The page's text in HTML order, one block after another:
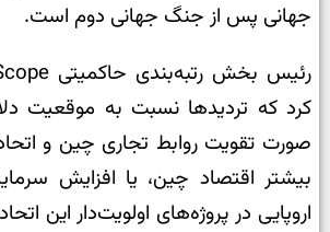
جهانی پس از جنگ جهانی دوم است.
رئیس بخش رتبه‌بندی حاکمیتی Scope
کرد که تردیدها نسبت به موقعیت
صورت تقویت روابط تجاری چین و
بیشتر اقتصاد چین، یا افزایش
اروپایی در پروژه‌های اولویت‌دار این